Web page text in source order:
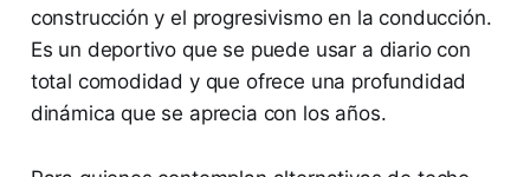
construcción y el progresivismo en la conducción.
Es un deportivo que se puede usar a diario con
total comodidad y que ofrece una profundidad
dinámica que se aprecia con los años.